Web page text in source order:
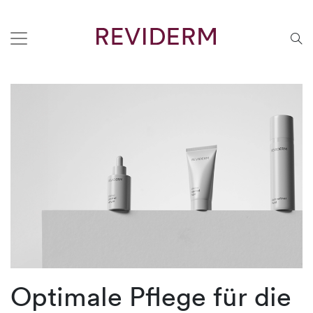
Optimale Pflege für die